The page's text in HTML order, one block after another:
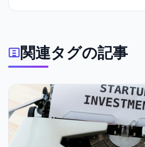
験中、2026年秋展開予定。
関連タグの記事